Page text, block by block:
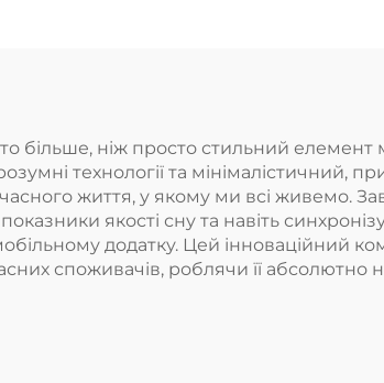
більше, ніж просто стильний елемент
технології та мінімалістичний,
життя, у якому ми всі живемо.
якості сну та навіть
додатку. Цей інноваційний
споживачів, роблячи її